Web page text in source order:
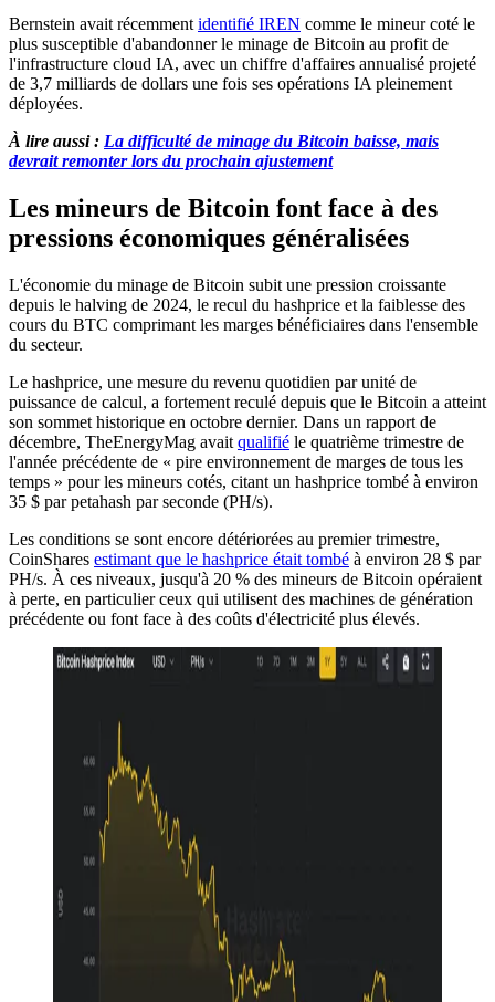
Bernstein avait récemment identifié IREN comme le mineur coté le
plus susceptible d'abandonner le minage de Bitcoin au profit de
l'infrastructure cloud IA, avec un chiffre d'affaires annualisé projeté
de 3,7 milliards de dollars une fois ses opérations IA pleinement
déployées.
À lire aussi : La difficulté de minage du Bitcoin baisse, mais
devrait remonter lors du prochain ajustement
Les mineurs de Bitcoin font face à des
pressions économiques généralisées
L'économie du minage de Bitcoin subit une pression croissante
depuis le halving de 2024, le recul du hashprice et la faiblesse des
cours du BTC comprimant les marges bénéficiaires dans l'ensemble
du secteur.
Le hashprice, une mesure du revenu quotidien par unité de
puissance de calcul, a fortement reculé depuis que le Bitcoin a atteint
son sommet historique en octobre dernier. Dans un rapport de
décembre, TheEnergyMag avait qualifié le quatrième trimestre de
l'année précédente de « pire environnement de marges de tous les
temps » pour les mineurs cotés, citant un hashprice tombé à environ
35 $ par petahash par seconde (PH/s).
Les conditions se sont encore détériorées au premier trimestre,
CoinShares estimant que le hashprice était tombé à environ 28 $ par
PH/s. À ces niveaux, jusqu'à 20 % des mineurs de Bitcoin opéraient
à perte, en particulier ceux qui utilisent des machines de génération
précédente ou font face à des coûts d'électricité plus élevés.